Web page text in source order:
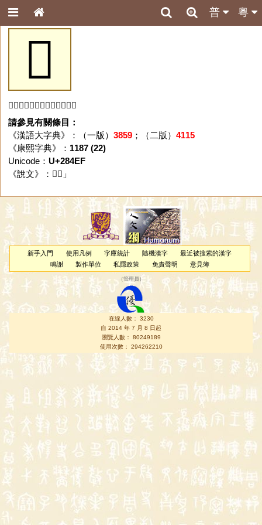
粵
普
𨓯
「𨓯」字未收錄於本資料庫。
請參見有關條目：
《漢語大字典》：（一版） 3859；（二版） 4115
《康熙字典》： 1187 (22)
Unicode： U+284EF
《說文》：「 𨓯 」
新手入門 使用凡例 字庫統計 隨機漢字
最近被搜索的漢字
鳴謝
製作單位 私隱政策 免責聲明 意見簿
（管理員 ）
在線人數： 3230
自 2014 年 7 月 8 日起
瀏覽人數： 80249189
使用次數： 294262210